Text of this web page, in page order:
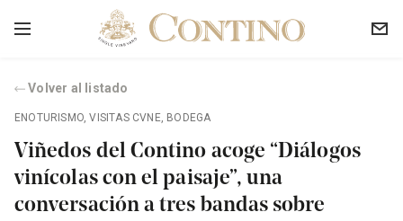
Volver al listado
ENOTURISMO,VISITAS CVNE, BODEGA
Viñedos del Contino acoge “Diálogos
vinícolas con el paisaje”, una
conversación a tres bandas sobre